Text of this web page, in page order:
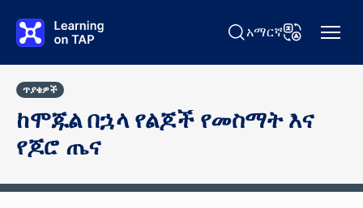
ፈልግ Learning on TAP
አማርኛቋንቋ ቀይር
ጥያቄዎች
ከሞጁል በኋላ የልጆች የመስማት እና
የጆሮ ጤና